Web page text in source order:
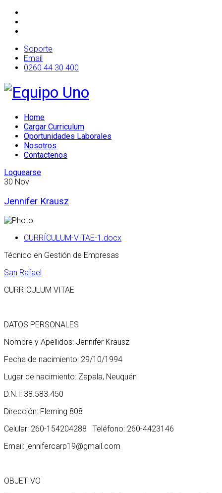
Soporte
Email
0260 44 30 400
Home
Cargar Curriculum
Oportunidades Laborales
Nosotros
Contactenos
Loguearse
30 Nov
Jennifer Krausz
CURRÍCULUM-VITAE-1.docx
Técnico en Gestión de Empresas
San Rafael
CURRICULUM VITAE
DATOS PERSONALES
Nombre y Apellidos: Jennifer Krausz
Fecha de nacimiento: 29/10/1994
Lugar de nacimiento: Zapala, Neuquén
D.N.I: 38.583.450
Dirección: Fleming 808
Celular: 260-154204288 Teléfono: 260-4423146
Email: jennifercarp19@gmail.com
OBJETIVO